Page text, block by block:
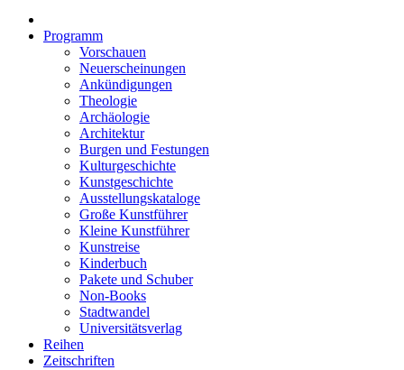
Programm
Vorschauen
Neuerscheinungen
Ankündigungen
Theologie
Archäologie
Architektur
Burgen und Festungen
Kulturgeschichte
Kunstgeschichte
Ausstellungskataloge
Große Kunstführer
Kleine Kunstführer
Kunstreise
Kinderbuch
Pakete und Schuber
Non-Books
Stadtwandel
Universitätsverlag
Reihen
Zeitschriften